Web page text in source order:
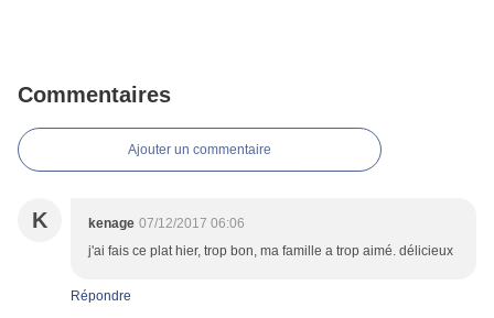
Commentaires
Ajouter un commentaire
K kenage 07/12/2017 06:06
j'ai fais ce plat hier, trop bon, ma famille a trop aimé. délicieux
Répondre